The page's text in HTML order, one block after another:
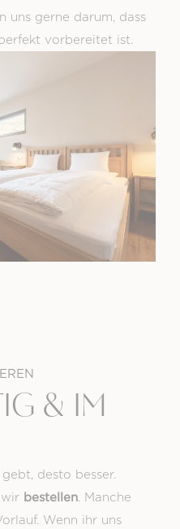
uns gerne darum, dass
vorbereitet ist.
& IM
gebt, desto besser.
bestellen. Manche
Wenn ihr uns